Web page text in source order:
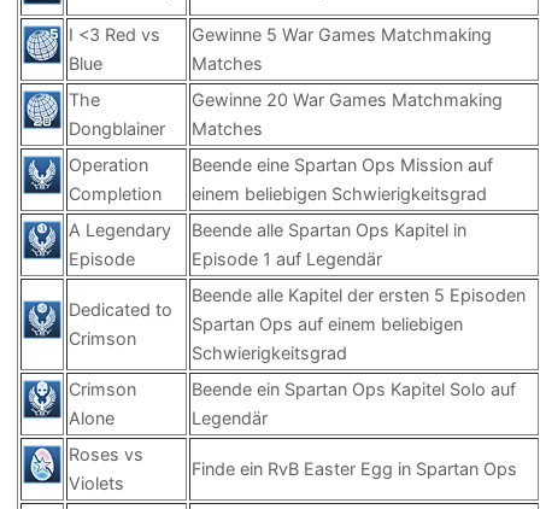
I <3 Red vs
Blue
Gewinne 5 War Games Matchmaking
Matches
The
Dongblainer
Gewinne 20 War Games Matchmaking
Matches
Operation
Completion
Beende eine Spartan Ops Mission auf
einem beliebigen Schwierigkeitsgrad
A Legendary
Episode
Beende alle Spartan Ops Kapitel in
Episode 1 auf Legendär
Dedicated to
Crimson
Beende alle Kapitel der ersten 5 Episoden
Spartan Ops auf einem beliebigen
Schwierigkeitsgrad
Crimson
Alone
Beende ein Spartan Ops Kapitel Solo auf
Legendär
Roses vs
Violets
Finde ein RvB Easter Egg in Spartan Ops